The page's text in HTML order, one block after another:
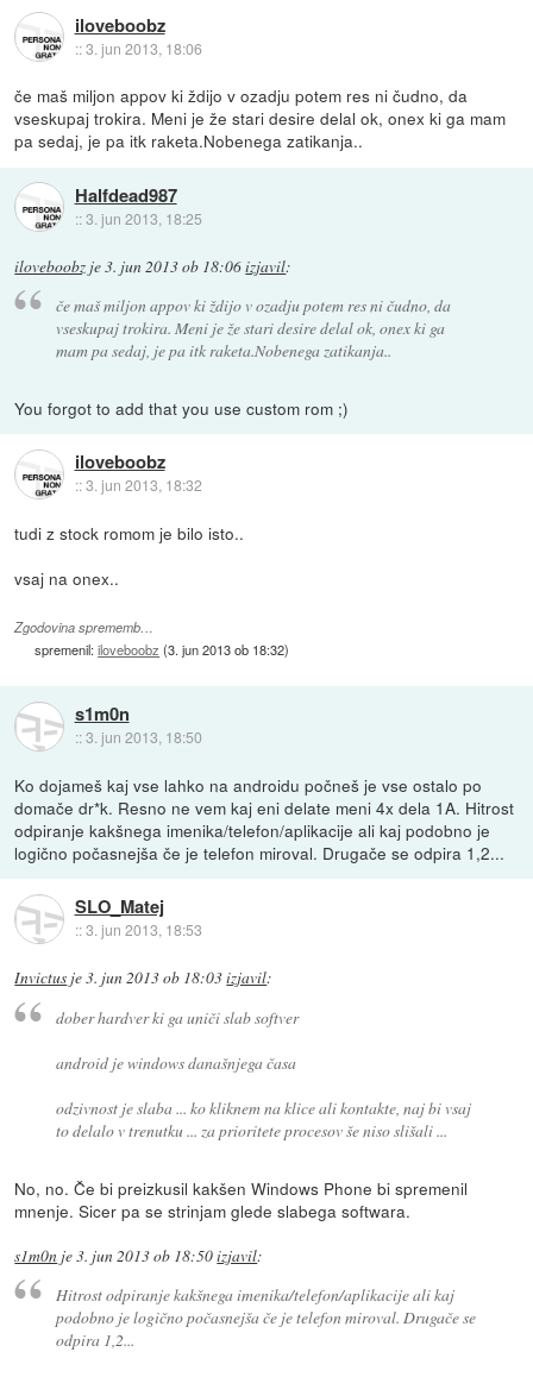
iloveboobz
::3. jun 2013, 18:06
če maš miljon appov ki ždijo v ozadju potem res ni čudno, da
vseskupaj trokira. Meni je že stari desire delal ok, onex ki ga mam
pa sedaj, je pa itk raketa.Nobenega zatikanja..
Halfdead987
::3. jun 2013, 18:25
iloveboobz je3. jun 2013 ob 18:06izjavil:
če maš miljon appov ki ždijo v ozadju potem res ni čudno, da
vseskupaj trokira. Meni je že stari desire delal ok, onex ki ga
mam pa sedaj, je pa itk raketa.Nobenega zatikanja..
You forgot to add that you use custom rom ;)
iloveboobz
::3. jun 2013, 18:32
tudi z stock romom je bilo isto..
vsaj na onex..
Zgodovina sprememb…
spremenil:iloveboobz (3. jun 2013 ob 18:32)
s1m0n
::3. jun 2013, 18:50
Ko dojameš kaj vse lahko na androidu počneš je vse ostalo po
domače dr*k. Resno ne vem kaj eni delate meni 4x dela 1A. Hitrost
odpiranje kakšnega imenika/telefon/aplikacije ali kaj podobno je
logično počasnejša če je telefon miroval. Drugače se odpira 1,2...
SLO_Matej
::3. jun 2013, 18:53
Invictus je3. jun 2013 ob 18:03izjavil:
dober hardver ki ga uniči slab softver
android je windows današnjega časa
odzivnost je slaba ... ko kliknem na klice ali kontakte, naj bi vsaj
to delalo v trenutku ... za prioritete procesov še niso slišali ...
No, no. Če bi preizkusil kakšen Windows Phone bi spremenil
mnenje. Sicer pa se strinjam glede slabega softwara.
s1m0n je3. jun 2013 ob 18:50izjavil:
Hitrost odpiranje kakšnega imenika/telefon/aplikacije ali kaj
podobno je logično počasnejša če je telefon miroval. Drugače se
odpira 1,2...